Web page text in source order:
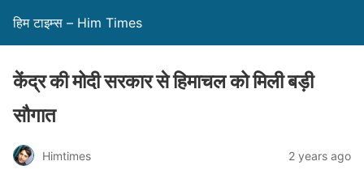
हिम टाइम्स – Him Times
केंद्र की मोदी सरकार से हिमाचल को मिली बड़ी
सौगात
Himtimes 2 years ago